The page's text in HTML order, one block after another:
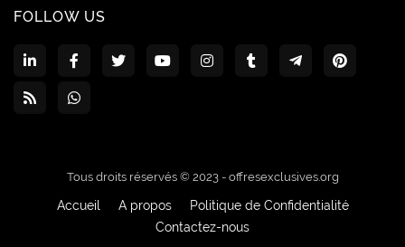
FOLLOW US
Tous droits réservés © 2023 - offresexclusives.org
Accueil A propos
Politique de Confidentialité
Contactez-nous